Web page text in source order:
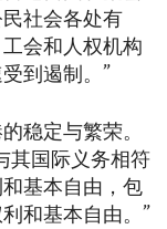
社会各处有
会和人权机构
到遏制。”
稳定与繁荣。
其国际义务相符
基本自由，包
和基本自由。”